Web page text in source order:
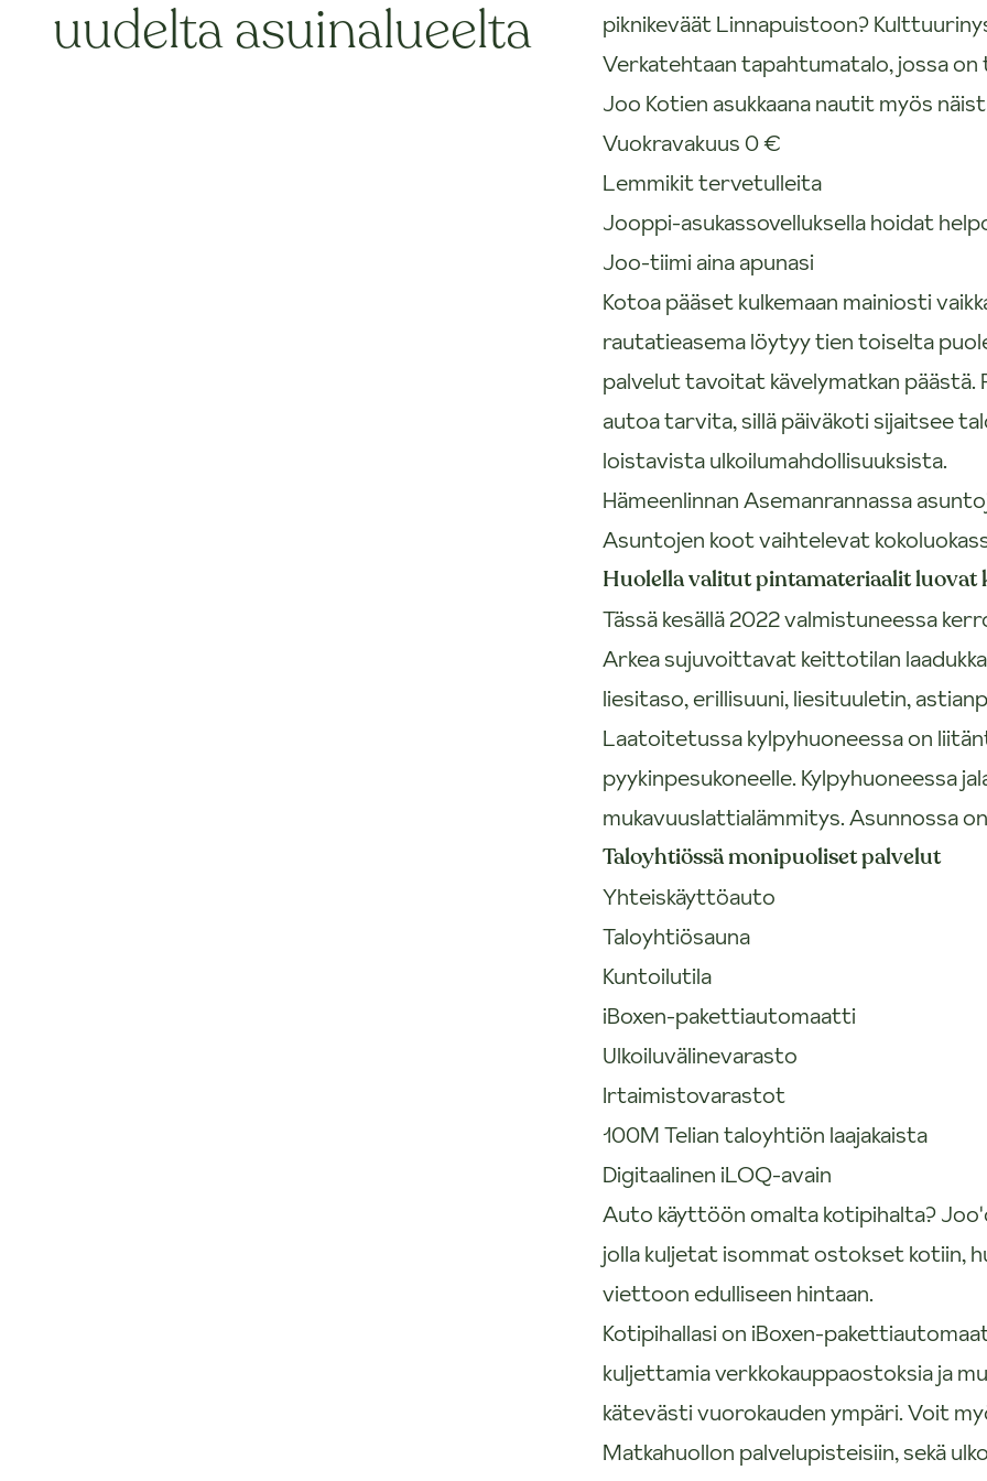
uudelta asuinalueelta
piknikeväät Linnapuistoon?
Verkatehtaan tapahtumatalo, jossa
Joo Kotien asukkaana nautit myös
Vuokravakuus 0 €
Lemmikit tervetulleita
Jooppi-asukassovelluksella hoidat
Joo-tiimi aina apunasi
Kotoa pääset kulkemaan mainiosti
rautatieasema löytyy tien toiselta
palvelut tavoitat kävelymatkan päästä.
autoa tarvita, sillä päiväkoti sijaitsee
loistavista ulkoilumahdollisuuksista.
Hämeenlinnan Asemanrannassa
Asuntojen koot vaihtelevat
Huolella valitut pintamateriaalit luovat
Tässä kesällä 2022 valmistuneessa
Arkea sujuvoittavat keittotilan
liesitaso, erillisuuni, liesituuletin,
Laatoitetussa kylpyhuoneessa on
pyykinpesukoneelle. Kylpyhuoneessa
mukavuuslattialämmitys. Asunnossa
Taloyhtiössä monipuoliset palvelut
Yhteiskäyttöauto
Taloyhtiösauna
Kuntoilutila
iBoxen-pakettiautomaatti
Ulkoiluvälinevarasto
Irtaimistovarastot
100M Telian taloyhtiön laajakaista
Digitaalinen iLOQ-avain
Auto käyttöön omalta kotipihalta?
jolla kuljetat isommat ostokset kotiin,
viettoon edulliseen hintaan.
Kotipihallasi on iBoxen-
kuljettamia verkkokauppaostoksia ja
kätevästi vuorokauden ympäri. Voit
Matkahuollon palvelupisteisiin, sekä